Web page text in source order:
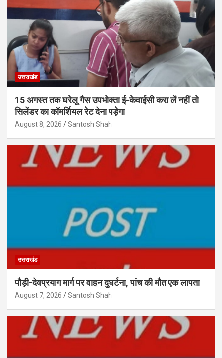
उत्तराखंड
15 अगस्त तक घरेलू गैस उपभोक्ता ई-केवाईसी करा लें नहीं तो
सिलेंडर का कॉमर्शियल रेट देना पड़ेगा
August 8, 2026 Santosh Shah
उत्तराखंड
पौड़ी-देवप्रयाग मार्ग पर वाहन दुघर्टना, पांच की मौत एक लापता
August 7, 2026 Santosh Shah